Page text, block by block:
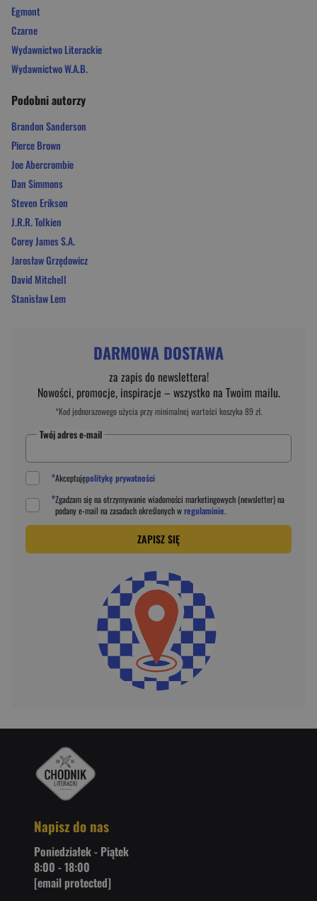
Egmont
Czarne
Wydawnictwo Literackie
Wydawnictwo W.A.B.
Podobni autorzy
Brandon Sanderson
Pierce Brown
Joe Abercrombie
Dan Simmons
Steven Erikson
J.R.R. Tolkien
Corey James S.A.
Jarosław Grzędowicz
David Mitchell
Stanisław Lem
DARMOWA DOSTAWA
za zapis do newslettera!
Nowości, promocje, inspiracje – wszystko na Twoim mailu.
*Kod jednorazowego użycia przy minimalnej wartości koszyka 89 zł.
Twój adres e-mail
*Akceptujępolitykę prywatności
*Zgadzam się na otrzymywanie wiadomości marketingowych (newsletter) na
podanye-mail na zasadach określonych wregulaminie.
ZAPISZ SIĘ
Napisz do nas
Poniedziałek - Piątek
8:00 - 18:00
[email protected]